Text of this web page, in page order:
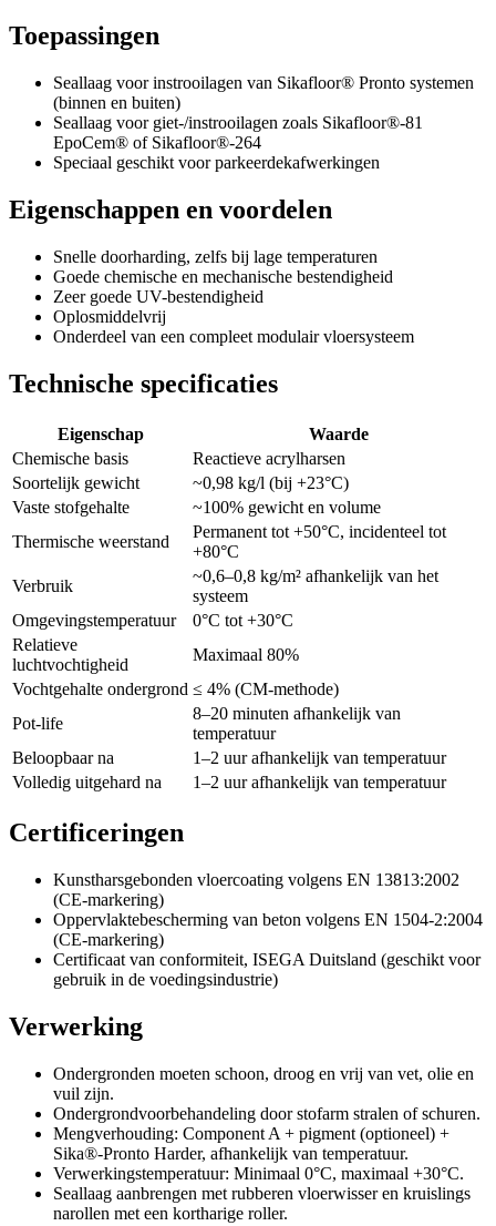
Toepassingen
Seallaag voor instrooilagen van Sikafloor® Pronto systemen
(binnen en buiten)
Seallaag voor giet-/instrooilagen zoals Sikafloor®-81
EpoCem® of Sikafloor®-264
Speciaal geschikt voor parkeerdekafwerkingen
Eigenschappen en voordelen
Snelle doorharding, zelfs bij lage temperaturen
Goede chemische en mechanische bestendigheid
Zeer goede UV-bestendigheid
Oplosmiddelvrij
Onderdeel van een compleet modulair vloersysteem
Technische specificaties
Eigenschap
Waarde
Chemische basis
Reactieve acrylharsen
Soortelijk gewicht
~0,98 kg/l (bij +23°C)
Vaste stofgehalte
~100% gewicht en volume
Thermische weerstand
Permanent tot +50°C, incidenteel tot
+80°C
Verbruik
~0,6–0,8 kg/m² afhankelijk van het
systeem
Omgevingstemperatuur
0°C tot +30°C
Relatieve
luchtvochtigheid
Maximaal 80%
Vochtgehalte ondergrond ≤ 4% (CM-methode)
Pot-life
8–20 minuten afhankelijk van
temperatuur
Beloopbaar na
1–2 uur afhankelijk van temperatuur
Volledig uitgehard na
1–2 uur afhankelijk van temperatuur
Certificeringen
Kunstharsgebonden vloercoating volgens EN 13813:2002
(CE-markering)
Oppervlaktebescherming van beton volgens EN 1504-2:2004
(CE-markering)
Certificaat van conformiteit, ISEGA Duitsland (geschikt voor
gebruik in de voedingsindustrie)
Verwerking
Ondergronden moeten schoon, droog en vrij van vet, olie en
vuil zijn.
Ondergrondvoorbehandeling door stofarm stralen of schuren.
Mengverhouding: Component A + pigment (optioneel) +
Sika®-Pronto Harder, afhankelijk van temperatuur.
Verwerkingstemperatuur: Minimaal 0°C, maximaal +30°C.
Seallaag aanbrengen met rubberen vloerwisser en kruislings
narollen met een kortharige roller.